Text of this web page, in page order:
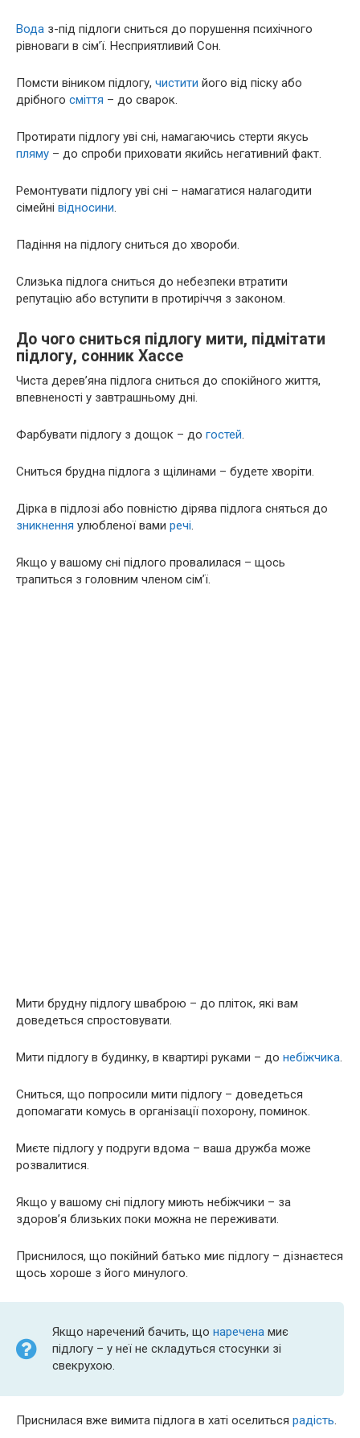
Вода з-під підлоги сниться до порушення психічного
рівноваги в сім’ї. Несприятливий Сон.
Помсти віником підлогу, чистити його від піску або
дрібного сміття – до сварок.
Протирати підлогу уві сні, намагаючись стерти якусь
пляму – до спроби приховати якийсь негативний факт.
Ремонтувати підлогу уві сні – намагатися налагодити
сімейні відносини.
Падіння на підлогу сниться до хвороби.
Слизька підлога сниться до небезпеки втратити
репутацію або вступити в протиріччя з законом.
До чого сниться підлогу мити, підмітати
підлогу, сонник Хассе
Чиста дерев’яна підлога сниться до спокійного життя,
впевненості у завтрашньому дні.
Фарбувати підлогу з дощок – до гостей.
Сниться брудна підлога з щілинами – будете хворіти.
Дірка в підлозі або повністю дірява підлога сняться до
зникнення улюбленої вами речі.
Якщо у вашому сні підлого провалилася – щось
трапиться з головним членом сім’ї.
Мити брудну підлогу шваброю – до пліток, які вам
доведеться спростовувати.
Мити підлогу в будинку, в квартирі руками – до небіжчика.
Сниться, що попросили мити підлогу – доведеться
допомагати комусь в організації похорону, поминок.
Миєте підлогу у подруги вдома – ваша дружба може
розвалитися.
Якщо у вашому сні підлогу миють небіжчики – за
здоров’я близьких поки можна не переживати.
Приснилося, що покійний батько миє підлогу – дізнаєтеся
щось хороше з його минулого.
Якщо наречений бачить, що наречена миє
підлогу – у неї не складуться стосунки зі
свекрухою.
Приснилася вже вимита підлога в хаті оселиться радість.